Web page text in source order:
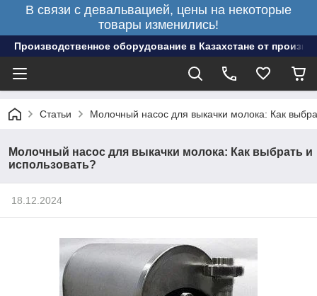
В связи с девальвацией, цены на некоторые
товары изменились!
Производственное оборудование в Казахстане от
Статьи Молочный насос для выкачки молока: Как
Молочный насос для выкачки молока: Как выбрать и
использовать?
18.12.2024